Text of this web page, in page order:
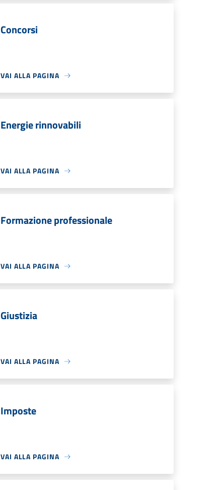
Concorsi
VAI ALLA PAGINA
Energie rinnovabili
VAI ALLA PAGINA
Formazione professionale
VAI ALLA PAGINA
Giustizia
VAI ALLA PAGINA
Imposte
VAI ALLA PAGINA